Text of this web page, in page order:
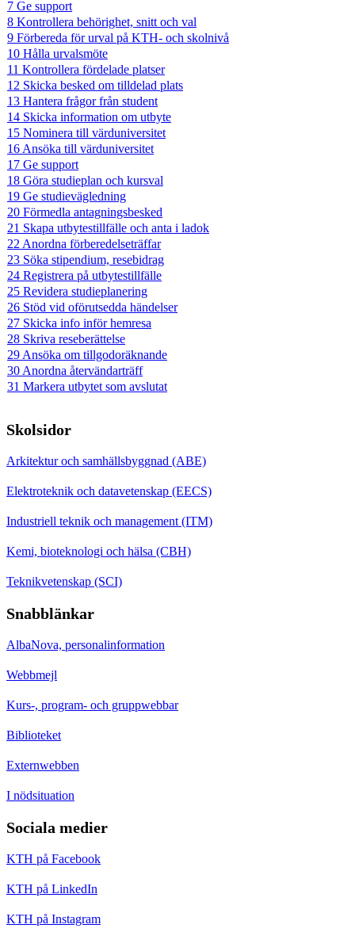
7 Ge support
8 Kontrollera behörighet, snitt och val
9 Förbereda för urval på KTH- och skolnivå
10 Hålla urvalsmöte
11 Kontrollera fördelade platser
12 Skicka besked om tilldelad plats
13 Hantera frågor från student
14 Skicka information om utbyte
15 Nominera till värduniversitet
16 Ansöka till värduniversitet
17 Ge support
18 Göra studieplan och kursval
19 Ge studievägledning
20 Förmedla antagningsbesked
21 Skapa utbytestillfälle och anta i ladok
22 Anordna förberedelseträffar
23 Söka stipendium, resebidrag
24 Registrera på utbytestillfälle
25 Revidera studieplanering
26 Stöd vid oförutsedda händelser
27 Skicka info inför hemresa
28 Skriva reseberättelse
29 Ansöka om tillgodoräknande
30 Anordna återvändarträff
31 Markera utbytet som avslutat
Skolsidor
Arkitektur och samhällsbyggnad (ABE)
Elektroteknik och datavetenskap (EECS)
Industriell teknik och management (ITM)
Kemi, bioteknologi och hälsa (CBH)
Teknikvetenskap (SCI)
Snabblänkar
AlbaNova, personalinformation
Webbmejl
Kurs-, program- och gruppwebbar
Biblioteket
Externwebben
I nödsituation
Sociala medier
KTH på Facebook
KTH på LinkedIn
KTH på Instagram